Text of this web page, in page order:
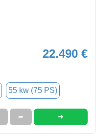
22.490 €
55 kw (75 PS)
➦ ➜